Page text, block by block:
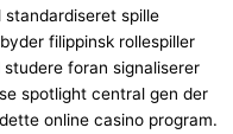
spille
filippinsk rollespiller
foran signaliserer
spotlight central gen der
online casino program.